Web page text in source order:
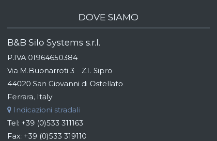
DOVE SIAMO
B&B Silo Systems s.r.l.
P.IVA 01964650384
Via M.Buonarroti 3 - Z.I. Sipro
44020 San Giovanni di Ostellato
Ferrara, Italy
Indicazioni stradali
Tel: +39 (0)533 311163
Fax: +39 (0)533 319110